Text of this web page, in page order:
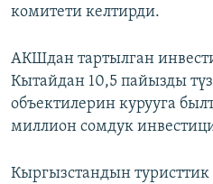
комитети келтирди.
АКШдан тартылган
Кытайдан 10,5 пайызды
объектилерин курууга
миллион сомдук
Кыргызстандын